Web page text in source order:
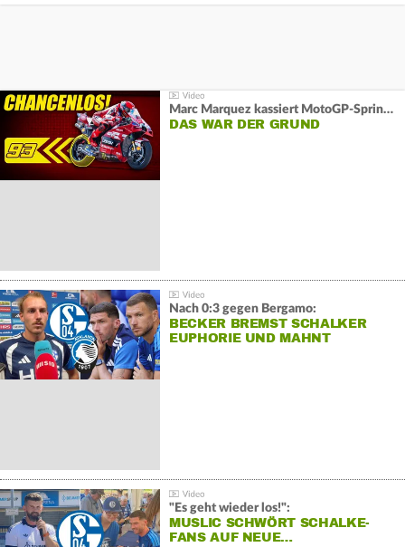
Marc Marquez kassiert MotoGP-Sprint-Schlappe:
DAS WAR DER GRUND
Nach 0:3 gegen Bergamo:
BECKER BREMST SCHALKER
EUPHORIE UND MAHNT
"Es geht wieder los!":
MUSLIC SCHWÖRT SCHALKE-
FANS AUF NEUE…